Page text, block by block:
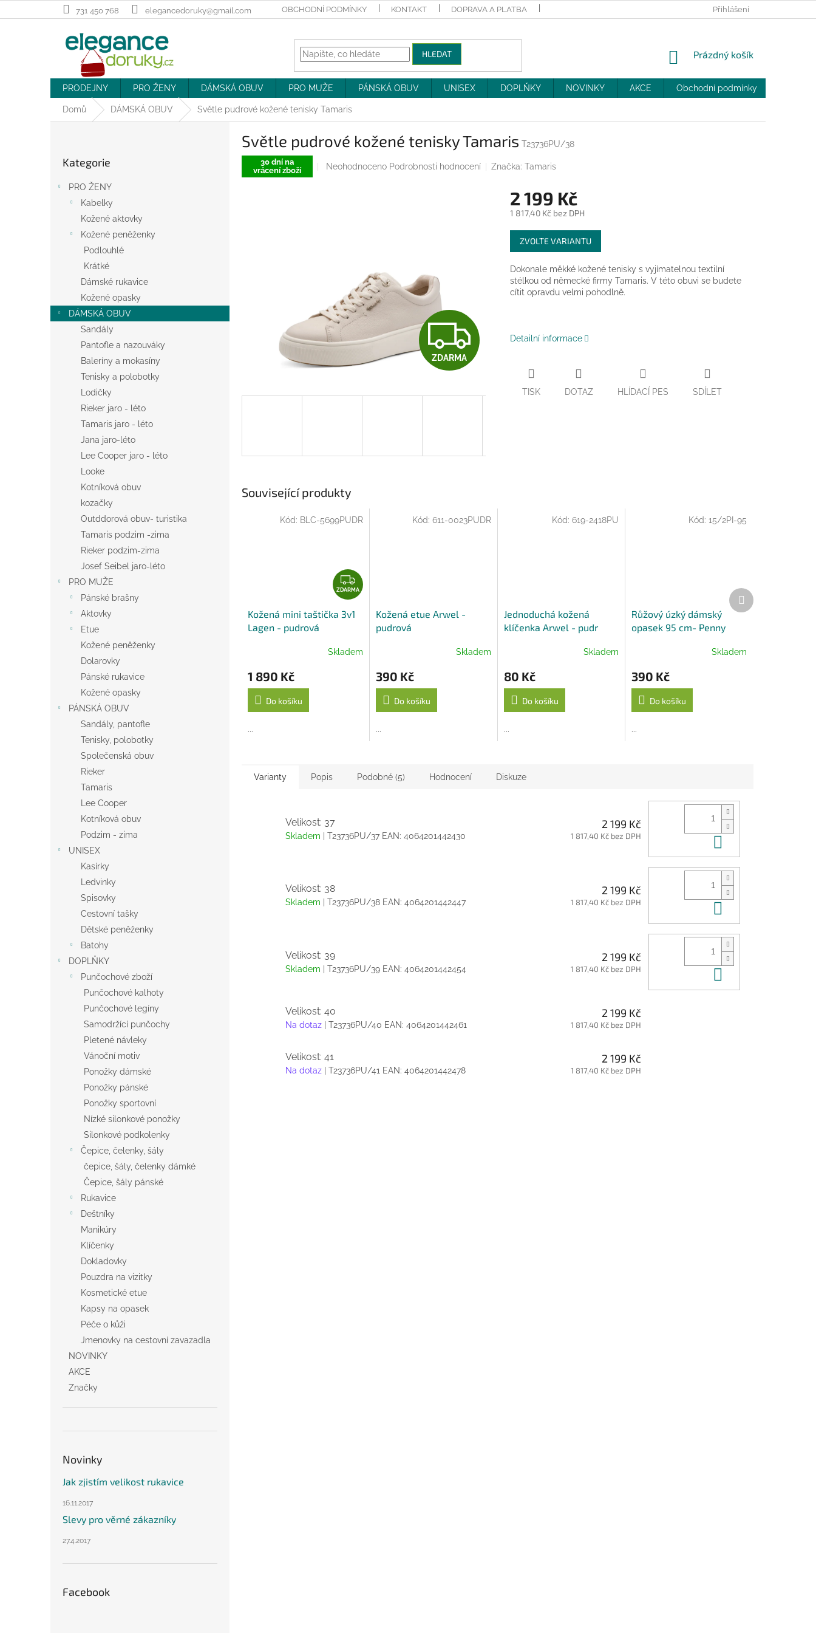
na
731 450 768 elegancedoruky@gmail.com OBCHODNÍ PODMÍNKY KONTAKT DOPRAVA A PLATBA MOJE OBJEDNÁVKA
Přihlášení
HLEDAT
NÁKUPNÍ
Prázdný košík
PRODEJNY PRO ŽENY DÁMSKÁ OBUV PRO MUŽE PÁNSKÁ OBUV UNISEX DOPLŇKY NOVINKY AKCE Obchodní podmínky
Domů DÁMSKÁ OBUV Světle pudrové kožené tenisky Tamaris
l
kategorie
Kategorie
PRO ŽENY
Kabelky
Kožené aktovky
Kožené peněženky
Podlouhlé
Krátké
Dámské rukavice
Kožené opasky
DÁMSKÁ OBUV
Sandály
Pantofle a nazouváky
Baleríny a mokasíny
Tenisky a polobotky
Lodičky
Rieker jaro - léto
Tamaris jaro - léto
Jana jaro-léto
Lee Cooper jaro - léto
Looke
Kotníková obuv
kozačky
Outddorová obuv- turistika
Tamaris podzim -zima
Rieker podzim-zima
Josef Seibel jaro-léto
PRO MUŽE
Pánské brašny
Aktovky
Etue
Kožené peněženky
Dolarovky
Pánské rukavice
Kožené opasky
PÁNSKÁ OBUV
Sandály, pantofle
Tenisky, polobotky
Společenská obuv
Rieker
Tamaris
Lee Cooper
Kotníková obuv
Podzim - zima
UNISEX
Kasírky
Ledvinky
Spisovky
Cestovní tašky
Dětské peněženky
Batohy
DOPLŇKY
Punčochové zboží
Punčochové kalhoty
Punčochové legíny
Samodržící punčochy
Pletené návleky
Vánoční motiv
Ponožky dámské
Ponožky pánské
Ponožky sportovní
Nízké silonkové ponožky
Silonkové podkolenky
Čepice, čelenky, šály
čepice, šály, čelenky dámké
Čepice, šály pánské
Rukavice
Deštníky
Manikúry
Klíčenky
Dokladovky
Pouzdra na vizitky
Kosmetické etue
Kapsy na opasek
Péče o kůži
Jmenovky na cestovní zavazadla
NOVINKY
AKCE
Značky
Novinky
Jak zjistím velikost rukavice
16.11.2017
Slevy pro věrné zákazníky
27.4.2017
Facebook
Světle pudrové kožené tenisky Tamaris T23736PU/38
30 dní na
vrácení zboží
Průměrné
Neohodnoceno Podrobnosti hodnocení Značka:Tamaris
Z
D
R
M
ZDARMA
2 199 Kč
1 817,40 Kč bez DPH
Měrná
cena:
ZVOLTE VARIANTU
Dokonale měkké kožené tenisky s vyjímatelnou textilní
stélkou od německé firmy Tamaris. V této obuvi se budete
cítit opravdu velmi pohodlně.
Detailní informace
TISK DOTAZ HLÍDACÍ PES SDÍLET
Související produkty
Z
D
A
R
A
ZDARMA
Kožená mini taštička 3v1
Lagen - pudrová
Skladem
1 890 Kč
Do košíku
...
Kód: BLC-5699PUDR
Kožená etue Arwel -
pudrová
Skladem
390 Kč
Do košíku
...
Kód: 611-0023PUDR
Jednoduchá kožená
klíčenka Arwel - pudr
Skladem
80 Kč
Do košíku
...
Kód:619-2418PU
Růžový úzký dámský
opasek 95 cm- Penny
Skladem
390 Kč
Do košíku
...
Kód: 15/2PI-95
Další
produkt
Varianty Popis Podobné (5) Hodnocení Diskuze
Velikost: 37
Skladem | T23736PU/37 EAN: 4064201442430
2 199 Kč
1 817,40 Kč bez DPH
Velikost: 38
Skladem | T23736PU/38 EAN: 4064201442447
2 199 Kč
1 817,40 Kč bez DPH
Velikost: 39
Skladem | T23736PU/39 EAN: 4064201442454
2 199 Kč
1 817,40 Kč bez DPH
Velikost: 40
Na dotaz | T23736PU/40 EAN: 4064201442461
2 199 Kč
1 817,40 Kč bez DPH
Velikost: 41
Na dotaz | T23736PU/41 EAN: 4064201442478
2 199 Kč
1 817,40 Kč bez DPH